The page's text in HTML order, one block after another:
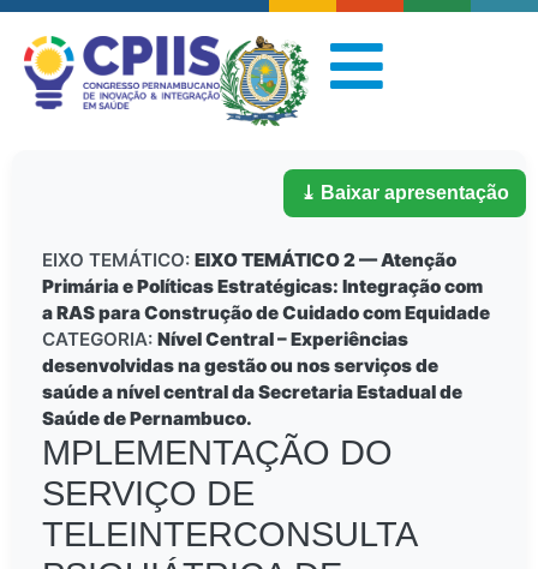
⤓ Baixar apresentação
EIXO TEMÁTICO: EIXO TEMÁTICO 2 — Atenção
Primária e Políticas Estratégicas: Integração com
a RAS para Construção de Cuidado com Equidade
CATEGORIA: Nível Central – Experiências
desenvolvidas na gestão ou nos serviços de
saúde a nível central da Secretaria Estadual de
Saúde de Pernambuco.
MPLEMENTAÇÃO DO
SERVIÇO DE
TELEINTERCONSULTA